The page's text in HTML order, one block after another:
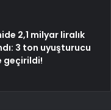
2,1 milyar liralık
3 ton uyuşturucu
geçirildi!